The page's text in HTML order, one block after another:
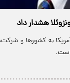
هشدار داد
به کشور‌ها و
است.